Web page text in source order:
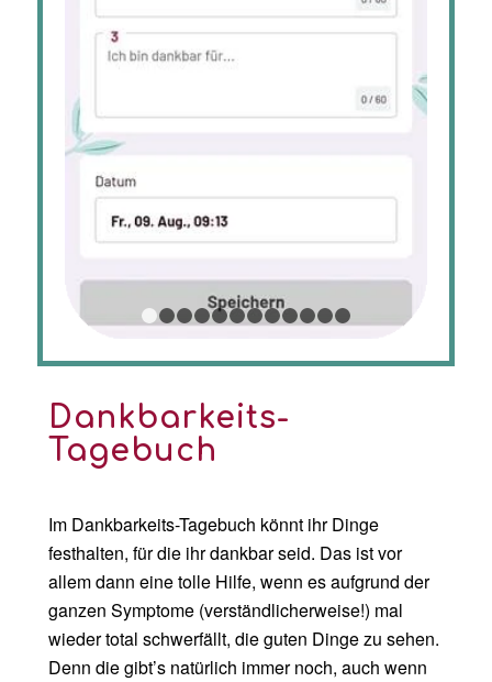
1 2 3 4 5 6 7 8 9
Dankbarkeits-
Tagebuch
Im Dankbarkeits-Tagebuch könnt ihr Dinge
festhalten, für die ihr dankbar seid. Das ist vor
allem dann eine tolle Hilfe, wenn es aufgrund der
ganzen Symptome (verständlicherweise!) mal
wieder total schwerfällt, die guten Dinge zu sehen.
Denn die gibt’s natürlich immer noch, auch wenn